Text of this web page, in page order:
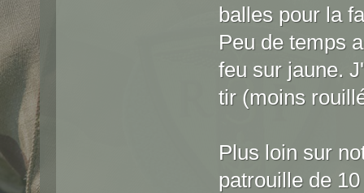
balles pour la
Peu de temps
feu sur jaune.
tir (moins
Plus loin sur
patrouille de